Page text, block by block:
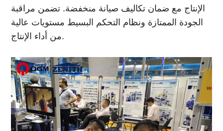
الإنتاج مع ضمان تكاليف صيانة منخفضة. تضمن مراقبة
الجودة الممتازة ونظام التحكم البسيط مستويات عالية
من أداء الإنتاج.